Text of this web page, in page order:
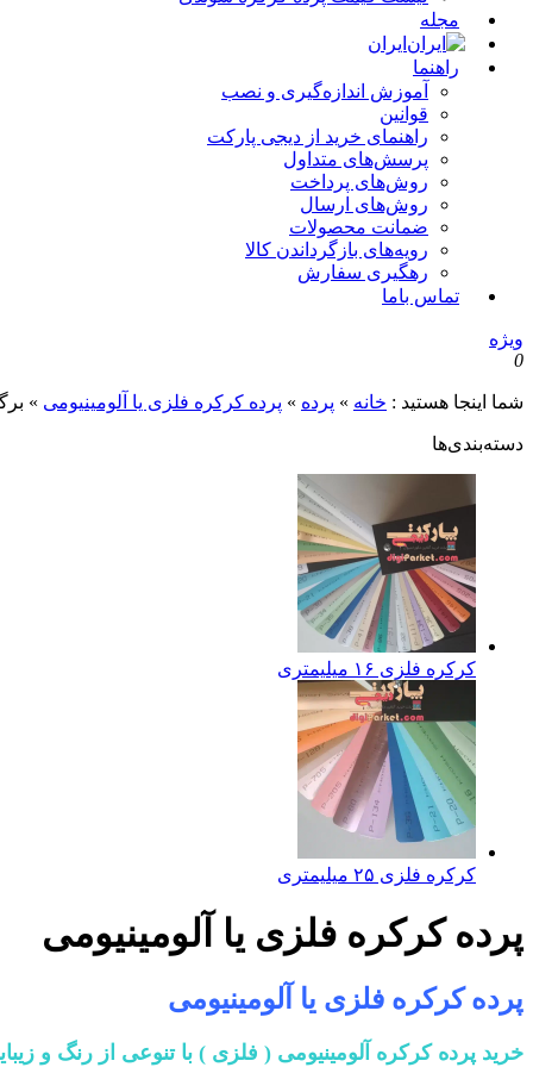
مجله
ایران
راهنما
آموزش اندازه‌گیری و نصب
قوانین
راهنمای خرید از دیجی پارکت
پرسش‌های متداول
روش‌های پرداخت
روش‌های ارسال
ضمانت محصولات
رویه‌های بازگرداندن کالا
رهگیری سفارش
تماس باما
ویژه
0
شما اینجا هستید : خانه » پرده » پرده کرکره فلزی یا آلومینیومی »
دسته‌بندی‌ها
کرکره فلزی ۱۶ میلیمتری
کرکره فلزی ۲۵ میلیمتری
پرده کرکره فلزی یا آلومینیومی
پرده کرکره فلزی یا آلومینیومی
خرید پرده کرکره آلومینیومی ( فلزی ) با تنوعی از رنگ و